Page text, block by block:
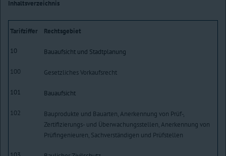
Inhaltsverzeichnis
Tarifziffer Rechtsgebiet
10 Bauaufsicht und Stadtplanung
100 Gesetzliches Vorkaufsrecht
101 Bauaufsicht
102
Bauprodukte und Bauarten, Anerkennung von Prüf-,
Zertifizierungs- und Überwachungsstellen, Anerkennung von
Prüfingenieuren, Sachverständigen und Prüfstellen